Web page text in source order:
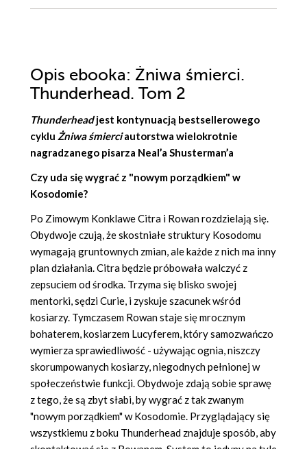
Opis ebooka: Żniwa śmierci.
Thunderhead. Tom 2
Thunderheadjest kontynuacją bestsellerowego
cyklu Żniwa śmierciautorstwa wielokrotnie
nagradzanego pisarza Neal’a Shusterman’a
Czy uda się wygrać z "nowym porządkiem" w
Kosodomie?
Po Zimowym Konklawe Citra i Rowan rozdzielają się.
Obydwoje czują, że skostniałe struktury Kosodomu
wymagają gruntownych zmian, ale każde z nich ma inny
plan działania. Citra będzie próbowała walczyć z
zepsuciem od środka. Trzyma się blisko swojej
mentorki, sędzi Curie, i zyskuje szacunek wśród
kosiarzy. Tymczasem Rowan staje się mrocznym
bohaterem, kosiarzem Lucyferem, który samozwańczo
wymierza sprawiedliwość - używając ognia, niszczy
skorumpowanych kosiarzy, niegodnych pełnionej w
społeczeństwie funkcji. Obydwoje zdają sobie sprawę
z tego, że są zbyt słabi, by wygrać z tak zwanym
"nowym porządkiem" w Kosodomie. Przyglądający się
wszystkiemu z boku Thunderhead znajduje sposób, aby